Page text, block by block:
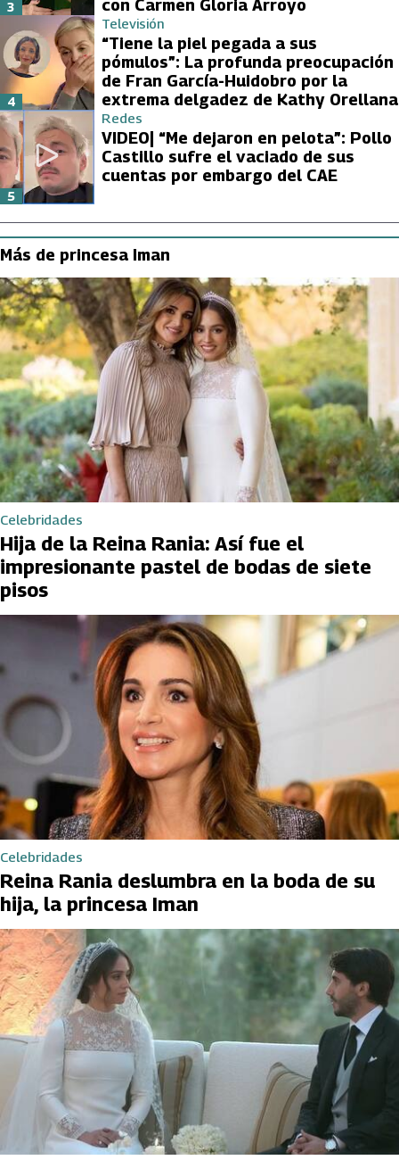
con Carmen Gloria Arroyo
3
Televisión
“Tiene la piel pegada a sus
pómulos”: La profunda preocupación
de Fran García-Huidobro por la
extrema delgadez de Kathy Orellana
4
Redes
VIDEO| “Me dejaron en pelota”: Pollo
Castillo sufre el vaciado de sus
cuentas por embargo del CAE
5
Más de princesa Iman
Celebridades
Hija de la Reina Rania: Así fue el
impresionante pastel de bodas de siete
pisos
Celebridades
Reina Rania deslumbra en la boda de su
hija, la princesa Iman